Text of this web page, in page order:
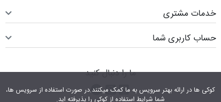
کوکی ها در ارائه بهتر سرویس‎ به ما کمک می‎کنند.در صورت استفاده از سرویس ها،
شما شرایط استفاده از کوکی را پذیرفته اید.
خدمات مشتری
حساب کاربری شما
ما را دنبال کنید
اینستاگرام
پیام رسان واتس اپ
کانال تلگرام